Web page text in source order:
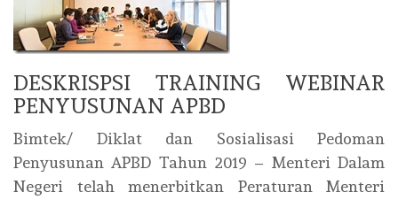
DESKRISPSI TRAINING WEBINAR
PENYUSUNAN APBD
Bimtek/ Diklat dan Sosialisasi Pedoman
Penyusunan APBD Tahun 2019 – Menteri Dalam
Negeri telah menerbitkan Peraturan Menteri